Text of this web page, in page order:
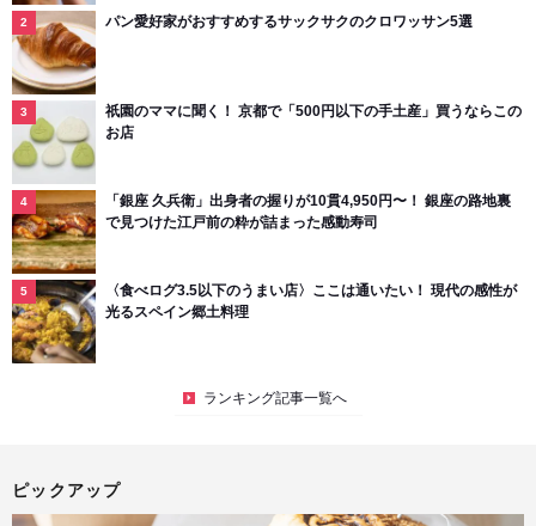
パン愛好家がおすすめするサックサクのクロワッサン5選
祇園のママに聞く！ 京都で「500円以下の手土産」買うならこの
お店
「銀座 久兵衛」出身者の握りが10貫4,950円〜！ 銀座の路地裏
で見つけた江戸前の粋が詰まった感動寿司
〈食べログ3.5以下のうまい店〉ここは通いたい！ 現代の感性が
光るスペイン郷土料理
ランキング記事一覧へ
ピックアップ